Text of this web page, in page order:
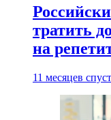
тратить
на
11 месяцев